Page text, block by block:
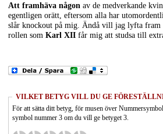
Att framhäva någon av de medverkande
egentligen orätt, eftersom alla har
slår knockout på mig. Ändå vill jag lyfta fram
rollen som Karl XII får mig att studsa till
VILKET BETYG VILL DU GE
För att sätta ditt betyg, för musen över
symbol nummer 3 om du vill ge betyget 3.